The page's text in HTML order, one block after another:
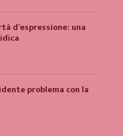
d’espressione: una
problema con la